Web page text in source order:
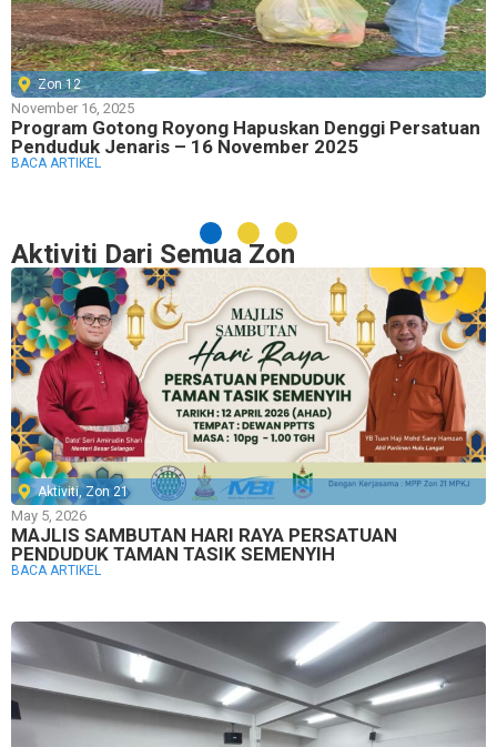
Zon 12
November 16, 2025
Program Gotong Royong Hapuskan Denggi Persatuan
Penduduk Jenaris – 16 November 2025
BACA ARTIKEL
Aktiviti Dari Semua Zon
Aktiviti,Zon 21
May 5, 2026
MAJLIS SAMBUTAN HARI RAYA PERSATUAN
PENDUDUK TAMAN TASIK SEMENYIH
BACA ARTIKEL